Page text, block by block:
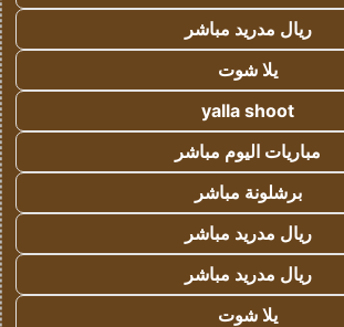
ريال مدريد مباشر
يلا شوت
yalla shoot
مباريات اليوم مباشر
برشلونة مباشر
ريال مدريد مباشر
ريال مدريد مباشر
يلا شوت